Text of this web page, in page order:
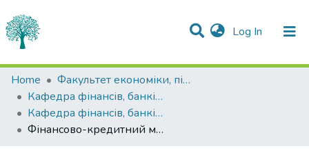
Log In (current)
Statistics
Communities & Collections
All of DSpace
Home
Факультет економіки, підприємництва та інформаційних технологій
Кафедра фінансів, банківської справи та страхування
Кафедра фінансів, банківської справи та страхування
Фінансово-кредитний механізм в системі економічної безпеки субєктів аграрного виробництва